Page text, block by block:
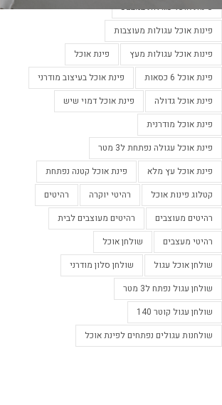
פינות אוכל עגולות במבצע
פינות אוכל עגולות מעוצבות
פינות אוכל עגולות מעץ
פינת אוכל
פינת אוכל 6 כסאות
פינת אוכל בעיצוב מודרני
פינת אוכל גדולה
פינת אוכל דמוי שיש
פינת אוכל מודרנית
פינת אוכל עגולה נפתחת ל3 מטר
פינת אוכל עץ מלא
פינת אוכל קטנה נפתחת
קטלוג פינות אוכל
רהיטי יוקרה
רהיטים
רהיטים מעוצבים
רהיטים מעוצבים לבית
רהיטי מעצבים
שולחן אוכל
שולחן אוכל עגול
שולחן סלון מודרני
שולחן עגול נפתח ל3 מטר
שולחן עגול קוטר 140
שולחנות עגולים נפתחים לפינת אוכל